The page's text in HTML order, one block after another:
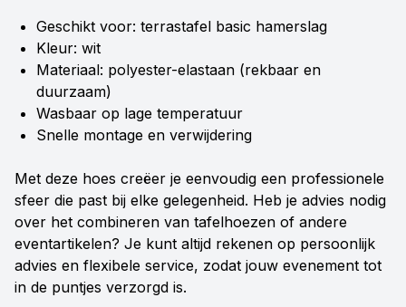
Geschikt voor: terrastafel basic hamerslag
Kleur: wit
Materiaal: polyester-elastaan (rekbaar en
duurzaam)
Wasbaar op lage temperatuur
Snelle montage en verwijdering
Met deze hoes creëer je eenvoudig een professionele
sfeer die past bij elke gelegenheid. Heb je advies nodig
over het combineren van tafelhoezen of andere
eventartikelen? Je kunt altijd rekenen op persoonlijk
advies en flexibele service, zodat jouw evenement tot
in de puntjes verzorgd is.